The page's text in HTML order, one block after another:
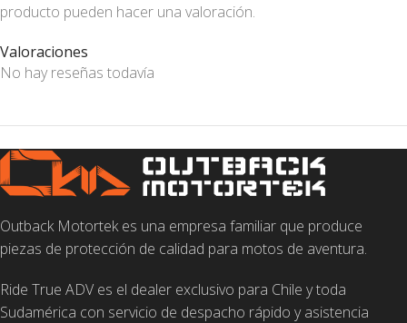
Valoraciones
No hay reseñas todavía
producto pueden hacer una valoración.
Outback Motortek es una empresa familiar que produce
piezas de protección de calidad para motos de aventura.
Ride True ADV es el dealer exclusivo para Chile y toda
Sudamérica con servicio de despacho rápido y asistencia